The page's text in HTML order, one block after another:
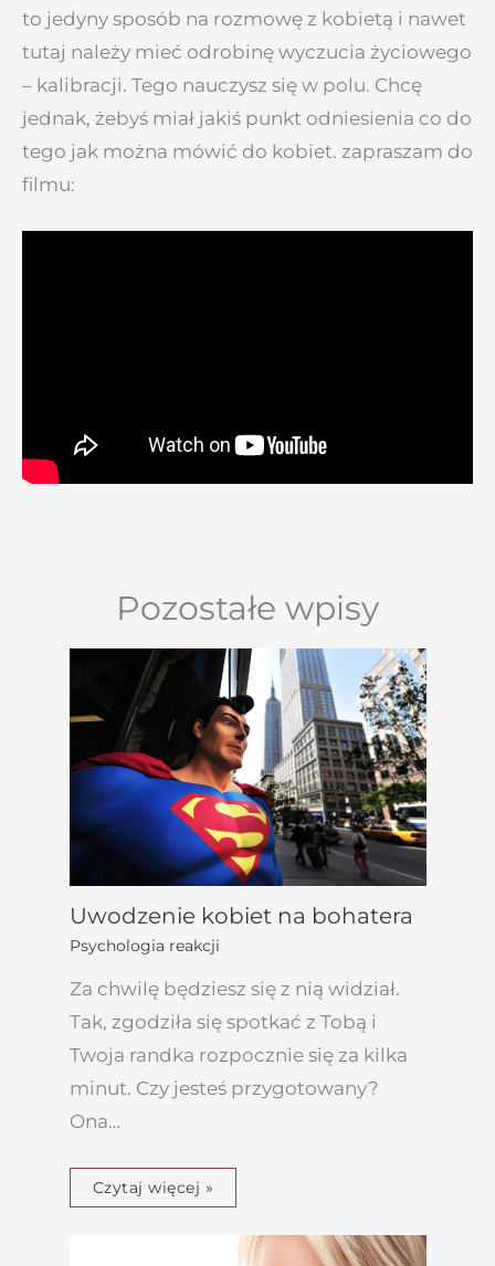
to jedyny sposób na rozmowę z kobietą i nawet
tutaj należy mieć odrobinę wyczucia życiowego
– kalibracji. Tego nauczysz się w polu. Chcę
jednak, żebyś miał jakiś punkt odniesienia co do
tego jak można mówić do kobiet. zapraszam do
filmu:
Pozostałe wpisy
Uwodzenie kobiet na bohatera
Psychologia reakcji
Za chwilę będziesz się z nią widział.
Tak, zgodziła się spotkać z Tobą i
Twoja randka rozpocznie się za kilka
minut. Czy jesteś przygotowany?
Ona…
Czytaj więcej »